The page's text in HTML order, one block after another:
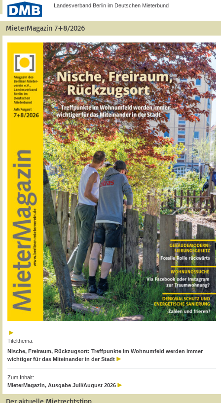
Landesverband Berlin im Deutschen Mieterbund
MieterMagazin 7+8/2026
Titelthema:
Nische, Freiraum, Rückzugsort: Treffpunkte im Wohnumfeld werden immer
wichtiger für das Miteinander in der Stadt
Zum Inhalt:
MieterMagazin, Ausgabe Juli/August 2026